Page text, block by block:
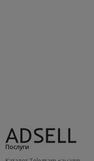
Послуги